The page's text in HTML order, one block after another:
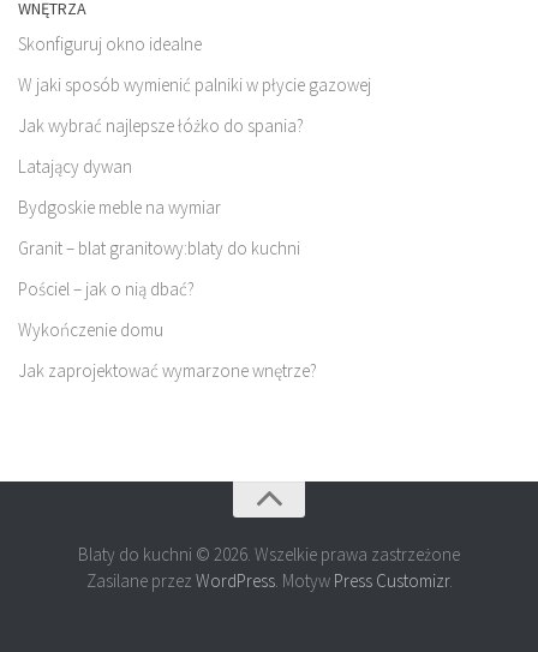
WNĘTRZA
Skonfiguruj okno idealne
W jaki sposób wymienić palniki w płycie gazowej
Jak wybrać najlepsze łóżko do spania?
Latający dywan
Bydgoskie meble na wymiar
Granit – blat granitowy:blaty do kuchni
Pościel – jak o nią dbać?
Wykończenie domu
Jak zaprojektować wymarzone wnętrze?
Blaty do kuchni © 2026. Wszelkie prawa zastrzeżone
Zasilane przez WordPress. Motyw Press Customizr.